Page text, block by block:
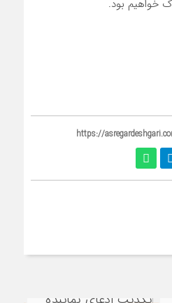
خواهیم بود.
https://